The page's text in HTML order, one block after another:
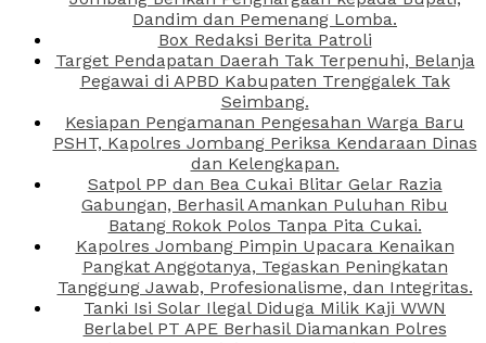
Dandim dan Pemenang Lomba.
Box Redaksi Berita Patroli
Target Pendapatan Daerah Tak Terpenuhi, Belanja
Pegawai di APBD Kabupaten Trenggalek Tak
Seimbang.
Kesiapan Pengamanan Pengesahan Warga Baru
PSHT, Kapolres Jombang Periksa Kendaraan Dinas
dan Kelengkapan.
Satpol PP dan Bea Cukai Blitar Gelar Razia
Gabungan, Berhasil Amankan Puluhan Ribu
Batang Rokok Polos Tanpa Pita Cukai.
Kapolres Jombang Pimpin Upacara Kenaikan
Pangkat Anggotanya, Tegaskan Peningkatan
Tanggung Jawab, Profesionalisme, dan Integritas.
Tanki Isi Solar Ilegal Diduga Milik Kaji WWN
Berlabel PT APE Berhasil Diamankan Polres